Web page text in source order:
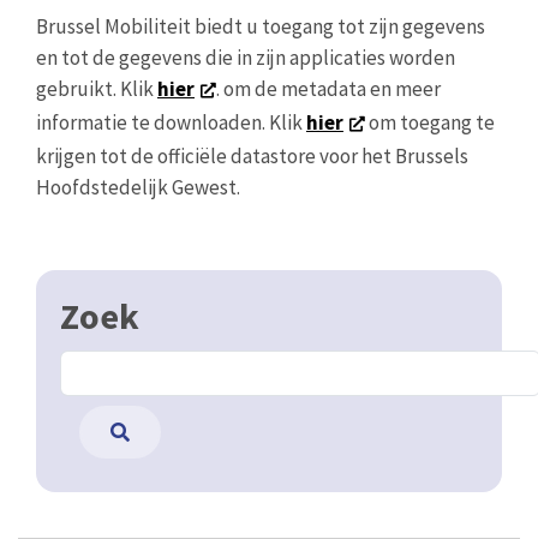
Brussel Mobiliteit biedt u toegang tot zijn gegevens
en tot de gegevens die in zijn applicaties worden
gebruikt. Klikhier
. om de metadata en meer
informatie te downloaden. Klikhier
om toegang te
krijgen tot de officiële datastore voor het Brussels
Hoofdstedelijk Gewest.
Zoek